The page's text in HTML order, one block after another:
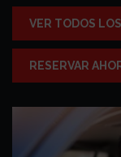
VER TODOS
RESERVAR